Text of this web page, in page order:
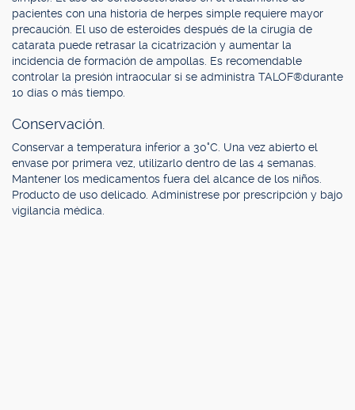
pacientes con una historia de herpes simple requiere mayor
precaución. El uso de esteroides después de la cirugía de
catarata puede retrasar la cicatrización y aumentar la
incidencia de formación de ampollas. Es recomendable
controlar la presión intraocular si se administra TALOF®durante
10 días o más tiempo.
Conservación.
Conservar a temperatura inferior a 30°C. Una vez abierto el
envase por primera vez, utilizarlo dentro de las 4 semanas.
Mantener los medicamentos fuera del alcance de los niños.
Producto de uso delicado. Adminístrese por prescripción y bajo
vigilancia médica.